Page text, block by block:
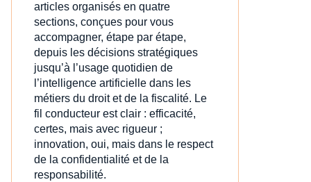
articles organisés en quatre
sections, conçues pour vous
accompagner, étape par étape,
depuis les décisions stratégiques
jusqu’à l’usage quotidien de
l’intelligence artificielle dans les
métiers du droit et de la fiscalité. Le
fil conducteur est clair : efficacité,
certes, mais avec rigueur ;
innovation, oui, mais dans le respect
de la confidentialité et de la
responsabilité.